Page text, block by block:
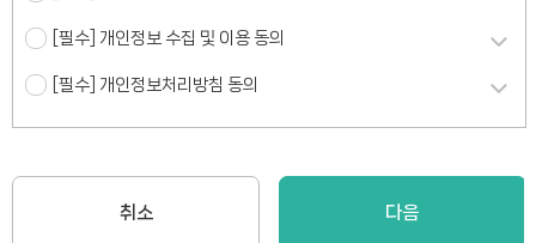
[필수] 개인정보 수집 및 이용 동의
[필수] 개인정보처리방침 동의
취소 다음